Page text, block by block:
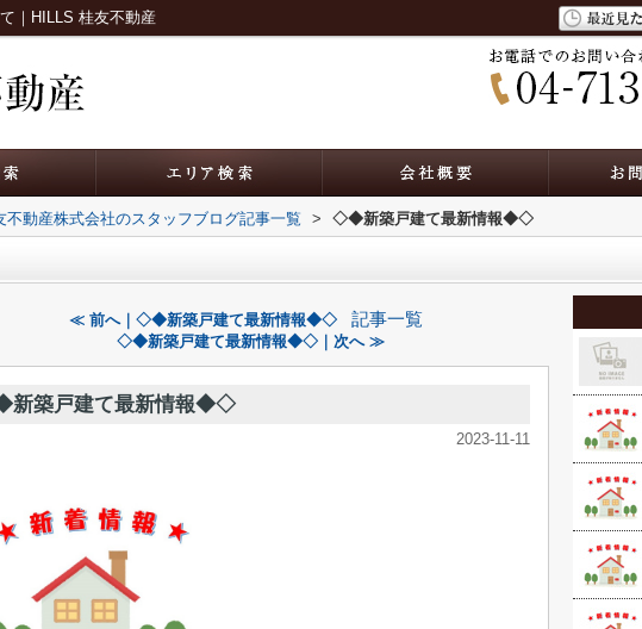
｜HILLS 桂友不動産
不動産株式会社のスタッフブログ記事一覧 > ◇◆新築戸建て最新情報◆◇
≪ 前へ｜◇◆新築戸建て最新情報◆◇ 記事一覧
◇◆新築戸建て最新情報◆◇｜次へ ≫
築戸建て最新情報◆◇
2023-11-11